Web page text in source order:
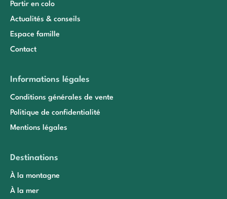
Partir en colo
Actualités & conseils
Espace famille
Contact
Informations légales
Conditions générales de vente
Politique de confidentialité
Mentions légales
Destinations
À la montagne
À la mer